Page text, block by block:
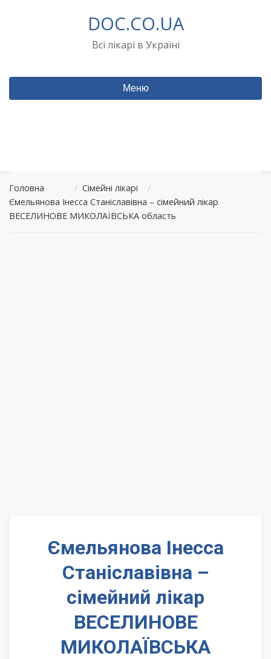
DOC.CO.UA
Всі лікарі в Україні
Меню
Головна / Сімейні лікарі
/
Ємельянова Інесса Станіславівна – сімейний лікар
ВЕСЕЛИНОВЕ МИКОЛАЇВСЬКА область
Ємельянова Інесса
Станіславівна –
сімейний лікар
ВЕСЕЛИНОВЕ
МИКОЛАЇВСЬКА